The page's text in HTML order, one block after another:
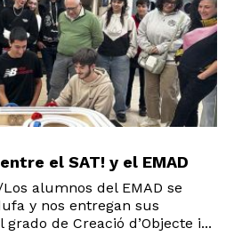
el SAT! y el EMAD
alumnos del EMAD se
y nos entregan sus
de Creació d’Objecte i...